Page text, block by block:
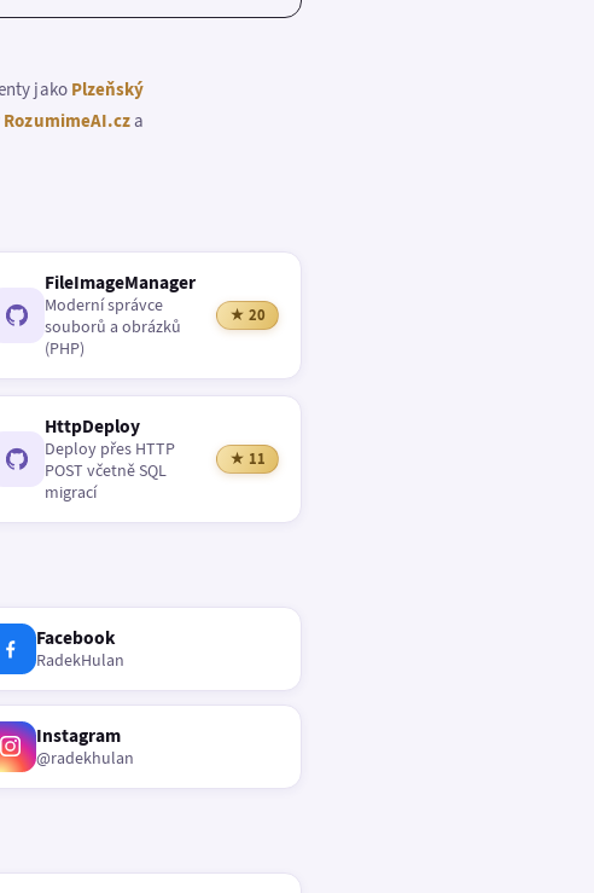
jako Plzeňský
RozumimeAI.cza
FileImageManager
Moderní správce
souborů a obrázků
(PHP)
★ 20
HttpDeploy
Deploy přes HTTP
POST včetně SQL
migrací
★ 11
Facebook
RadekHulan
Instagram
@radekhulan